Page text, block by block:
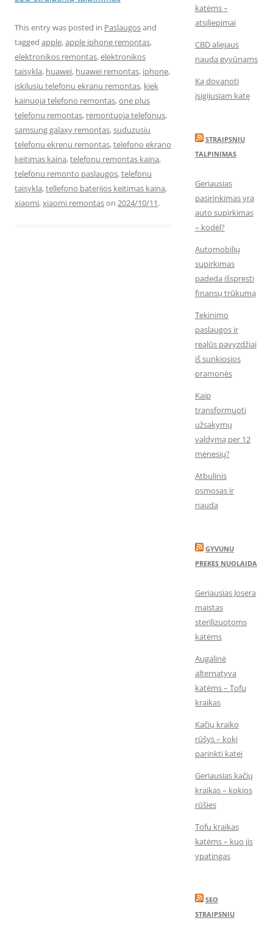
This entry was posted in Paslaugosand
tagged apple,apple iphone remontas,
elektronikos remontas,elektronikos
taisykla, huawei, huawei remontas, iphone,
iskilusiu telefonu ekranu remontas, kiek
kainuoja telefono remontas,one plus
telefonu remontas, remontuoja telefonus,
samsung galaxy remontas,suduzusiu
telefonu ekrenu remontas,telefono ekrano
keitimas kaina,telefonu remontas kaina,
telefonu remonto paslaugos,telefonu
taisykla,tellefono baterijos keitimas kaina,
xiaomi,xiaomi remontason 2024/10/11.
katėms –
atsiliepimai
CBD aliejaus
nauda gyvūnams
Ką dovanoti
įsigijusiam katę
STRAIPSNIU
TALPINIMAS
Geriausias
pasirinkimas yra
auto supirkimas
– kodėl?
Automobilių
supirkimas
padeda išspręsti
finansų trūkumą
Tekinimo
paslaugos ir
realūs pavyzdžiai
iš sunkiosios
pramonės
Kaip
transformuoti
užsakymų
valdymą per 12
mėnesių?
Atbulinis
osmosas ir
nauda
GYVUNU
PREKES NUOLAIDA
Geriausias Josera
maistas
sterilizuotoms
katėms
Augalinė
alternatyva
katėms – Tofu
kraikas
Kačių kraiko
rūšys – kokį
parinkti katei
Geriausias kačių
kraikas – kokios
rūšies
Tofu kraikas
katėms – kuo jis
ypatingas
SEO
STRAIPSNIU